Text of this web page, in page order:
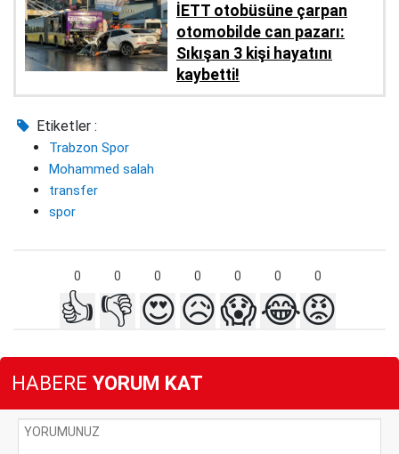
İETT otobüsüne çarpan
otomobilde can pazarı:
Sıkışan 3 kişi hayatını
kaybetti!
Etiketler :
Trabzon Spor
Mohammed salah
transfer
spor
0 0 0 0 0 0 0
👍 👎 😍😥😱😂😡
HABERE YORUM KAT